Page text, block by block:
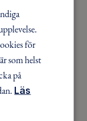
regelbundet
för
för
som helst
på
Läs